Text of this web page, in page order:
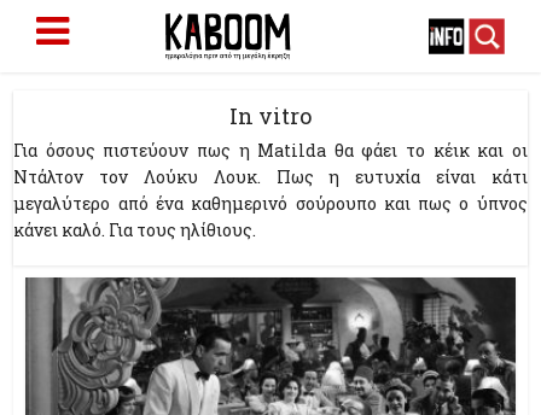
In vitro
Για όσους πιστεύουν πως η Matilda θα φάει το κέικ και οι
Ντάλτον τον Λούκυ Λουκ. Πως η ευτυχία είναι κάτι
μεγαλύτερο από ένα καθημερινό σούρουπο και πως ο ύπνος
κάνει καλό. Για τους ηλίθιους.